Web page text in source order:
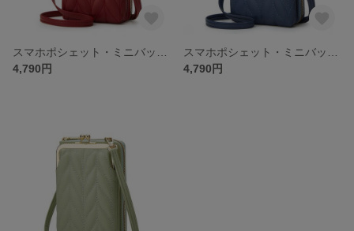
4,790円
4,790円